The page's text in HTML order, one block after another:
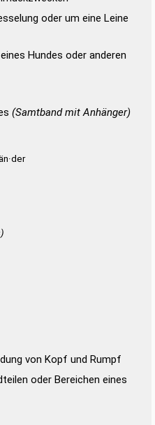
oder um eine Leine
Hundes oder anderen
(Samtband mit Anhänger)
von Kopf und Rumpf
oder Bereichen eines